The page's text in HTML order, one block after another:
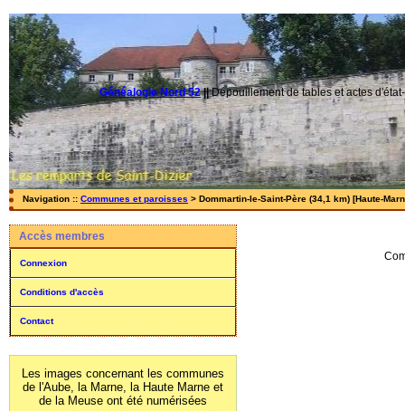
Généalogie Nord 52||Dépouillement de tables et actes
Navigation :: Communes et paroisses > Dommartin-le-Saint-Père (34,1 km) [Haute-
Accès membres
Connexion
Conditions d'accès
Contact
Les images concernant les communes
de l'Aube, la Marne, la Haute Marne et
de la Meuse ont été numérisées